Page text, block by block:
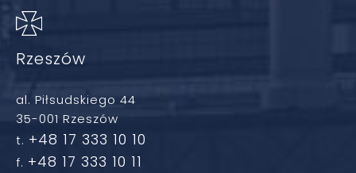
Rzeszów
al. Piłsudskiego 44
35-001 Rzeszów
t. +48 17 333 10 10
f. +48 17 333 10 11